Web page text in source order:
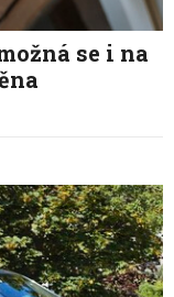
se i na